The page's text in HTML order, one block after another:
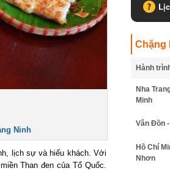
Ninh
lịch sự và hiếu khách. Với
Than đen của Tổ Quốc.
Chặng
Hành trình*
Nha
Minh
Vân Đồn -
Hồ Chí
Nhơn